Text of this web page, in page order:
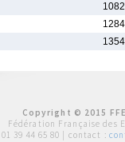
Copyright © 2015
Fédération Française des
01 39 44 65 80 | contact :